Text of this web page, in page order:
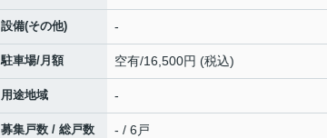
設備(その他) -
駐車場/月額 空有/16,500円 (税込)
用途地域 -
募集戸数 / 総戸数 - / 6戸